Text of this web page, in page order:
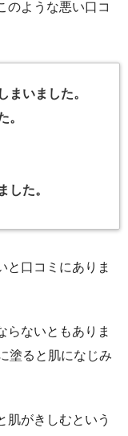
のような悪い口コ
まいました。
。
した。
と口コミにありま
らないともありま
塗ると肌になじみ
肌がきしむという